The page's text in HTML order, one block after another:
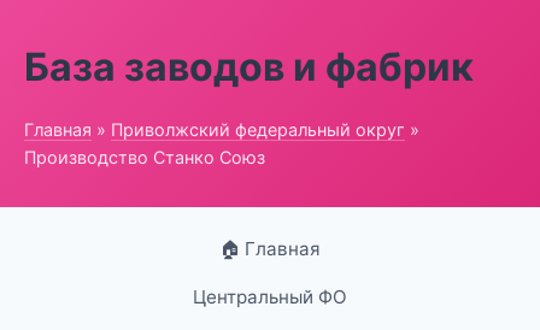
База заводов и фабрик
Главная » Приволжский федеральный округ »
Производство Станко Союз
🏠 Главная
Центральный ФО